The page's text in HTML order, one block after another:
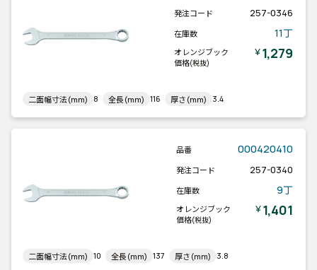
発注コード 257-0346
在庫数 11丁
オレンジブック
価格(税抜)
￥1,279
二面幅寸法(mm) 8 全長(mm) 116 厚さ(mm) 3.4
品番 000420410
発注コード 257-0340
在庫数 9丁
オレンジブック
価格(税抜)
￥1,401
二面幅寸法(mm) 10 全長(mm) 137 厚さ(mm) 3.8